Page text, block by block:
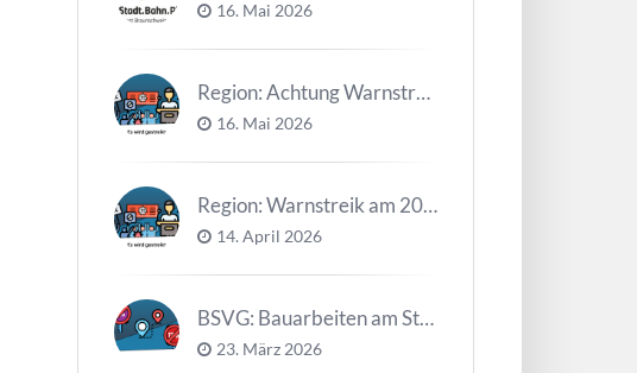
16. Mai 2026
Region: Achtung Warnstreiks in der Kalenderwoche 21
16. Mai 2026
Region: Warnstreik am 20. und 21.04.2026 *Update*
14. April 2026
BSVG: Bauarbeiten am Steinweg – Buslinien halten verändert
23. März 2026